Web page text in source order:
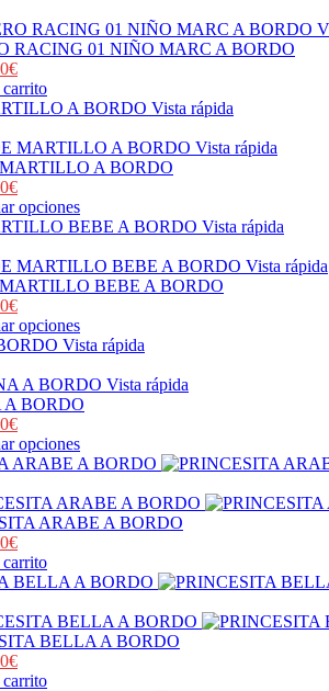
RACING 01 NIÑO MARC A BORDO
€
Vista rápida
Vista rápida
A BORDO
€
opciones
Vista rápida
Vista rápida
BEBE A BORDO
€
opciones
Vista rápida
Vista rápida
BORDO
€
opciones
ARABE A BORDO
€
BELLA A BORDO
€